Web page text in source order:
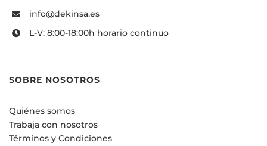
info@dekinsa.es
L-V: 8:00-18:00h horario continuo
SOBRE NOSOTROS
Quiénes somos
Trabaja con nosotros
Términos y Condiciones